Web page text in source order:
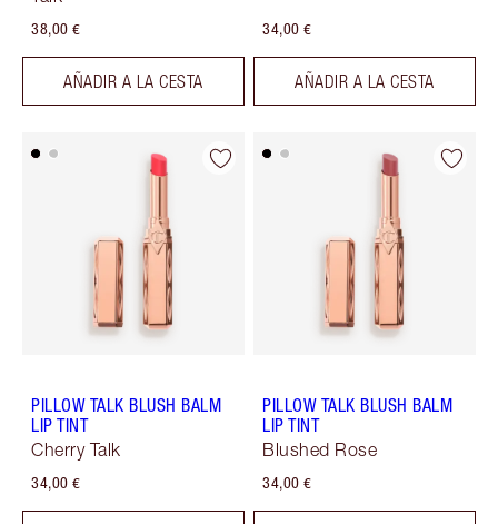
38,00 €
AÑADIR A LA CESTA
34,00 €
AÑADIR A LA CESTA
PILLOW TALK BLUSH BALM
LIP TINT
Cherry Talk
34,00 €
PILLOW TALK BLUSH BALM
LIP TINT
Blushed Rose
34,00 €